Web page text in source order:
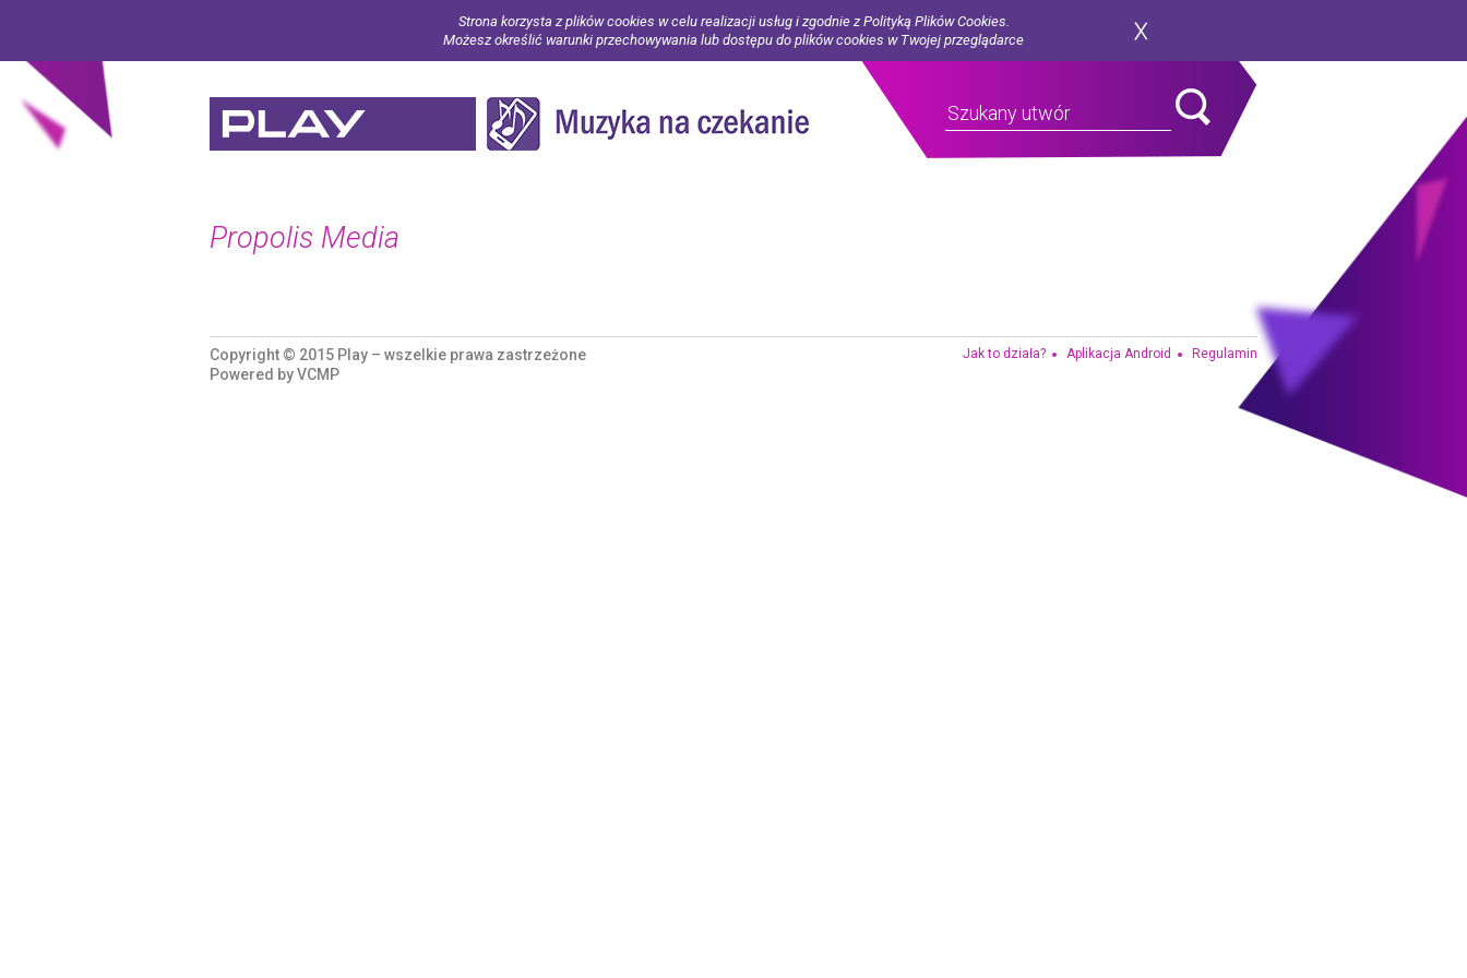
Strona korzysta z plików cookies w celu realizacji usług i zgodnie z Polityką Plików Cookies.
Możesz określić warunki przechowywania lub dostępu do plików cookies w Twojej przeglądarce
Propolis Media
Copyright © 2015 Play – wszelkie prawa zastrzeżone
Powered byVCMP
Jak to działa? Aplikacja Android Regulamin